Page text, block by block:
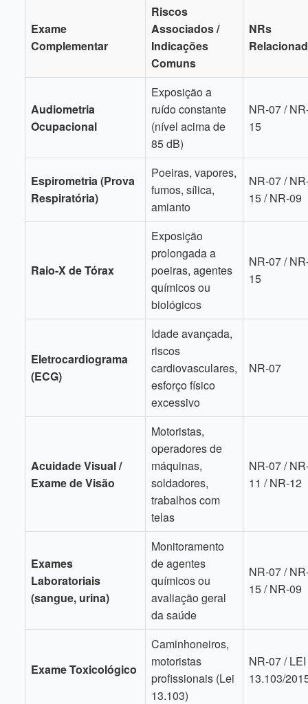
Exame
Complementar
Riscos
Associados /
Indicações
Comuns
NRs
Audiometria
Ocupacional
Exposição a
ruído constante
(nível acima de
85 dB)
NR-07 /
15
Espirometria (Prova
Respiratória)
Poeiras, vapores,
fumos, sílica,
amianto
NR-07 /
15 / NR-09
Raio-X de Tórax
Exposição
prolongada a
poeiras, agentes
químicos ou
biológicos
NR-07 /
15
Eletrocardiograma
(ECG)
Idade avançada,
riscos
cardiovasculares,
esforço físico
excessivo
NR-07
Acuidade Visual /
Exame de Visão
Motoristas,
operadores de
máquinas,
soldadores,
trabalhos com
telas
NR-07 /
11 / NR-12
Exames
Laboratoriais
(sangue, urina)
Monitoramento
de agentes
químicos ou
avaliação geral
da saúde
NR-07 /
15 / NR-09
Exame Toxicológico
Caminhoneiros,
motoristas
profissionais (Lei
13.103)
NR-07 / LEI
13.103/